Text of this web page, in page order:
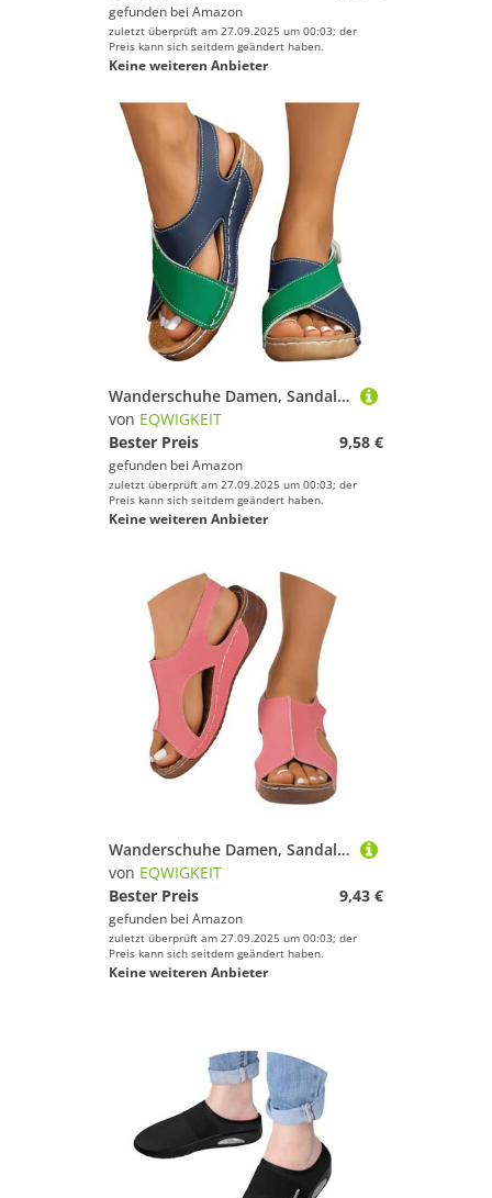
gefunden bei Amazon
zuletzt überprüft am 27.09.2025 um 00:03; der
Preis kann sich seitdem geändert haben.
Keine weiteren Anbieter
Wanderschuhe Damen, Sandalen Damen Sommer Orthopädische Schuhe Plateau Römersandalen Bequeme Breite Füße Strandsandalen Mit Weiche Fussbett Sandaletten Casual Sommerschuhe
von EQWIGKEIT
Bester Preis
9,58 €
gefunden bei Amazon
zuletzt überprüft am 27.09.2025 um 00:03; der
Preis kann sich seitdem geändert haben.
Keine weiteren Anbieter
Wanderschuhe Damen, Sandalen Damen Sommer Orthopädische Schuhe Plateau Römersandalen Bequeme Breite Füße Strandsandalen Mit Weiche Fussbett Sandaletten Casual Sommerschuhe
von EQWIGKEIT
Bester Preis
9,43 €
gefunden bei Amazon
zuletzt überprüft am 27.09.2025 um 00:03; der
Preis kann sich seitdem geändert haben.
Keine weiteren Anbieter